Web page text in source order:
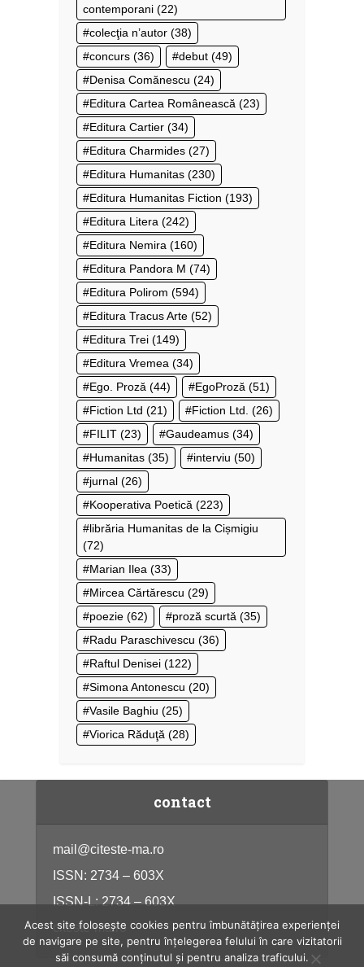
contemporani (22)
colecţia n’autor (38)
concurs (36) debut (49)
Denisa Comănescu (24)
Editura Cartea Românească (23)
Editura Cartier (34)
Editura Charmides (27)
Editura Humanitas (230)
Editura Humanitas Fiction (193)
Editura Litera (242)
Editura Nemira (160)
Editura Pandora M (74)
Editura Polirom (594)
Editura Tracus Arte (52)
Editura Trei (149)
Editura Vremea (34)
Ego. Proză (44) EgoProză (51)
Fiction Ltd (21) Fiction Ltd. (26)
FILIT (23) Gaudeamus (34)
Humanitas (35) interviu (50)
jurnal (26)
Kooperativa Poetică (223)
librăria Humanitas de la Cișmigiu
(72)
Marian Ilea (33)
Mircea Cărtărescu (29)
poezie (62) proză scurtă (35)
Radu Paraschivescu (36)
Raftul Denisei (122)
Simona Antonescu (20)
Vasile Baghiu (25)
Viorica Răduţă (28)
contact
mail@citeste-ma.ro
ISSN: 2734 – 603X
ISSN-L: 2734 – 603X
citeste-ma.ro
Acest site folosește cookies pentru îmbunătățirea experienței
de navigare pe site, pentru înțelegerea felului în care vizitatorii
săi consumă conținutul și pentru analiza traficului.